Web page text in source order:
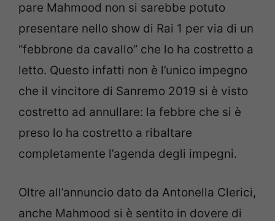
pare Mahmood non si sarebbe potuto
presentare nello show di Rai 1 per via di un
“febbrone da cavallo” che lo ha costretto a
letto. Questo infatti non è l’unico impegno
che il vincitore di Sanremo 2019 si è visto
costretto ad annullare: la febbre che si è
preso lo ha costretto a ribaltare
completamente l’agenda degli impegni.
Oltre all’annuncio dato da Antonella Clerici,
anche Mahmood si è sentito in dovere di